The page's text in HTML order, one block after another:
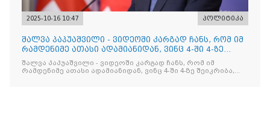
2025-10-16 10:47 პოლიტიკა
შალვა პაპუაშვილი - ვიდეოში კარგად ჩანს, რომ იმ
რამდენიმე ათასი ადამიანიდან, ვინც 4-ში 4-ზე
შეიკრიბა,
შალვა პაპუაშვილი - ვიდეოში კარგად ჩანს, რომ იმ
რამდენიმე ათასი ადამიანიდან, ვინც 4-ში 4-ზე შეიკრიბა,